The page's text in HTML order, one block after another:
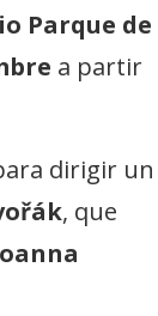
Parque de
a partir
dirigir un
, que